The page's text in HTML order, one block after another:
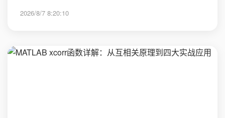
2026/8/7 8:20:10